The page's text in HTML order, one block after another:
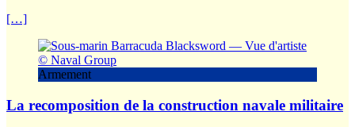
[…]
Armement
La recomposition de la construction navale militaire